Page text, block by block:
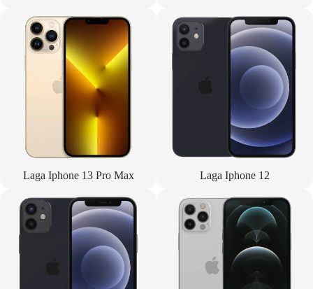
Laga Iphone 13 Pro Max Laga Iphone 12